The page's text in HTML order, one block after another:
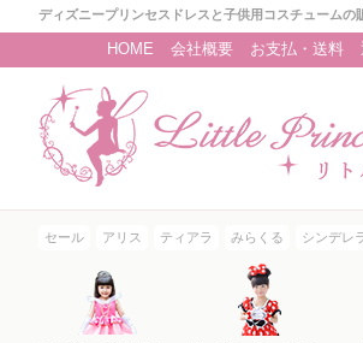
ディズニープリンセスドレスと子供用コスチュームの
HOME
会社概要 お支払・送料
セール アリス ティアラ みらくる シンデレ